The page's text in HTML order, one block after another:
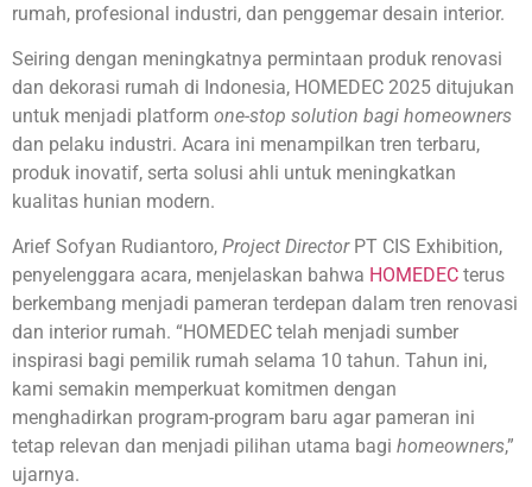
rumah, profesional industri, dan penggemar desain interior.
Seiring dengan meningkatnya permintaan produk renovasi
dan dekorasi rumah di Indonesia, HOMEDEC 2025 ditujukan
untuk menjadi platform one-stop solution bagi homeowners
dan pelaku industri. Acara ini menampilkan tren terbaru,
produk inovatif, serta solusi ahli untuk meningkatkan
kualitas hunian modern.
Arief Sofyan Rudiantoro, Project DirectorPT CIS Exhibition,
penyelenggara acara, menjelaskan bahwa HOMEDEC terus
berkembang menjadi pameran terdepan dalam tren renovasi
dan interior rumah. “HOMEDEC telah menjadi sumber
inspirasi bagi pemilik rumah selama 10 tahun. Tahun ini,
kami semakin memperkuat komitmen dengan
menghadirkan program-program baru agar pameran ini
tetap relevan dan menjadi pilihan utama bagi homeowners,”
ujarnya.